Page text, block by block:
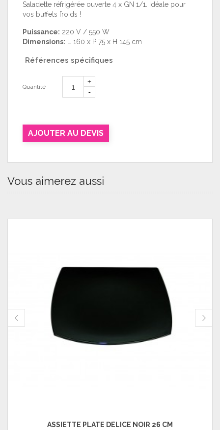
Saladette réfrigérée ouverte 4 x GN 1/1. Idéale pour
vos buffets froids !
Puissance: 220 V / 550 W
Dimensions: L 160 x P 75 x H 145 cm
Références spécifiques
Quantité
AJOUTER AU DEVIS
Vous aimerez aussi
ASSIETTE PLATE DÉLICE NOIR 26 CM